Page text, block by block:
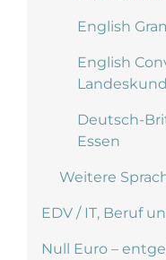
English
English
Deutsch-
Essen
Weitere
EDV / IT, Beruf
Null Euro –